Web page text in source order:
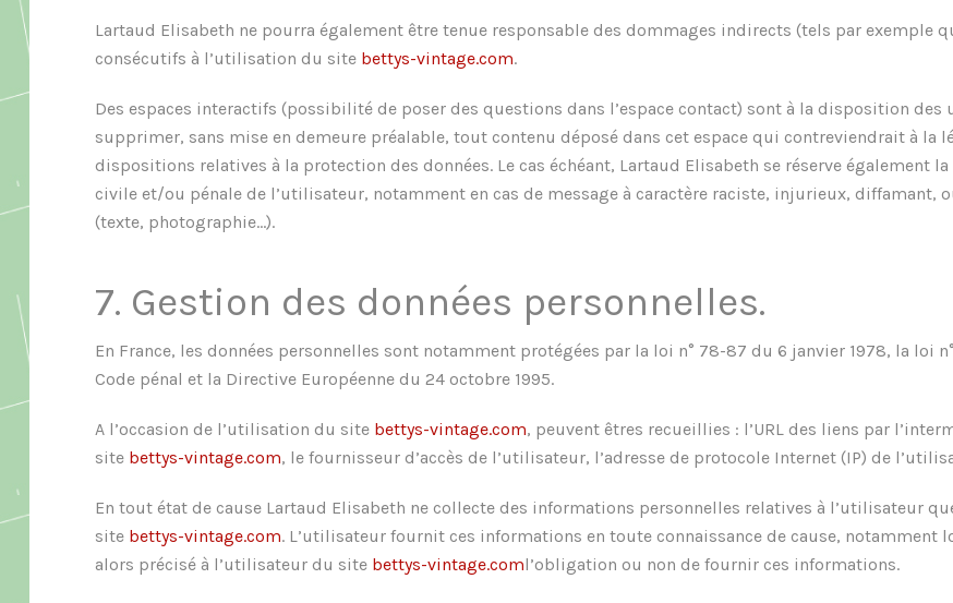
Lartaud Elisabeth ne pourra également être tenue responsable des dommages indirects (tels par exemple
consécutifs à l’utilisation du site bettys-vintage.com.
Des espaces interactifs (possibilité de poser des questions dans l’espace contact) sont à la disposition
supprimer, sans mise en demeure préalable, tout contenu déposé dans cet espace qui contreviendrait à la
dispositions relatives à la protection des données. Le cas échéant, Lartaud Elisabeth se réserve également
civile et/ou pénale de l’utilisateur, notamment en cas de message à caractère raciste, injurieux,
(texte, photographie…).
7. Gestion des données personnelles.
En France, les données personnelles sont notamment protégées par la loi n° 78-87 du 6 janvier 1978, la loi
Code pénal et la Directive Européenne du 24 octobre 1995.
A l’occasion de l’utilisation du site bettys-vintage.com, peuvent êtres recueillies : l’URL des liens par
site bettys-vintage.com, le fournisseur d’accès de l’utilisateur, l’adresse de protocole Internet (IP) de
En tout état de cause Lartaud Elisabeth ne collecte des informations personnelles relatives à l’utilisateur
site bettys-vintage.com. L’utilisateur fournit ces informations en toute connaissance de cause, notamment
alors précisé à l’utilisateur du site bettys-vintage.coml’obligation ou non de fournir ces informations.